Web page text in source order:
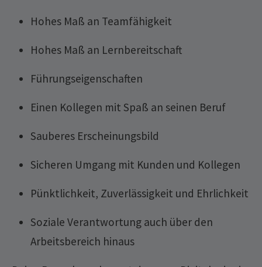
Hohes Maß an Teamfähigkeit
Hohes Maß an Lernbereitschaft
Führungseigenschaften
Einen Kollegen mit Spaß an seinen Beruf
Sauberes Erscheinungsbild
Sicheren Umgang mit Kunden und Kollegen
Pünktlichkeit, Zuverlässigkeit und Ehrlichkeit
Soziale Verantwortung auch über den
Arbeitsbereich hinaus